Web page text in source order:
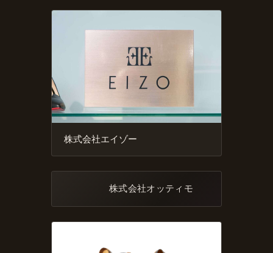
株式会社エイゾー
株式会社オッティモ